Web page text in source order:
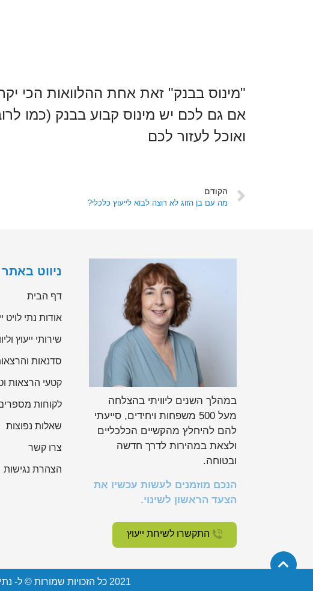
אם גם לכם יש מינוס קבוע בבנק (כמו
ואוכל לעזור לכם
הקודם
מה עם בן הזוג לא רוצה לבוא לייעוץ כלכלי?
במהלך השנים ליוויתי בהצלחה
מעל 500 משפחות ויחידים, סייעתי
להם להיחלץ מהקשיים הכלכליים
ולצאת במהירות לדרך חדשה
ובטוחה.
הנכם מוזמנים לעשות עכשיו את
הצעד הראשון לשינוי.
התקשרו לשיחת ייעוץ
ניווט באתר
דף הבית
אודות נתי לויט
שירותי ייעוץ
סדנאות
קטעי הרצאות
לקוחות
שאלות נפוצות
צרו קשר
הצהרת נגישות
2021 כל הזכויות שמורות © ל-